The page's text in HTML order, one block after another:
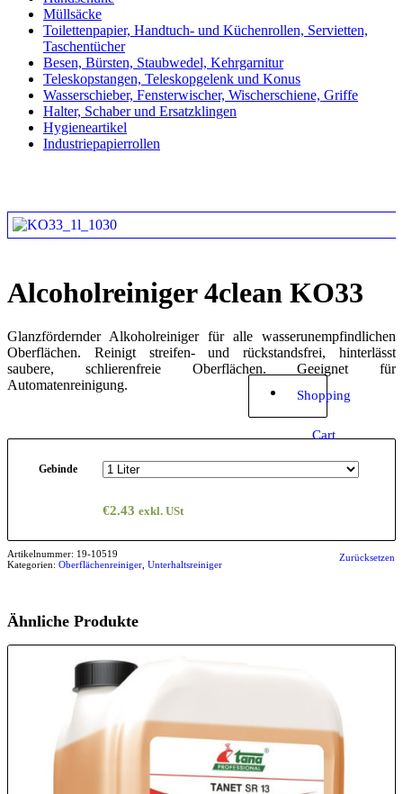
Shopping
Cart
Müllsäcke
Toilettenpapier, Handtuch- und Küchenrollen, Servietten,
Taschentücher
Besen, Bürsten, Staubwedel, Kehrgarnitur
Teleskopstangen, Teleskopgelenk und Konus
Wasserschieber, Fensterwischer, Wischerschiene, Griffe
Halter, Schaber und Ersatzklingen
Hygieneartikel
Industriepapierrollen
Alcoholreiniger 4clean KO33
Glanzfördernder Alkoholreiniger für alle wasserunempfindlichen
Oberflächen. Reinigt streifen- und rückstandsfrei, hinterlässt
saubere, schlierenfreie Oberflächen. Geeignet für
Automatenreinigung.
Gebinde
Zurücksetzen
€2.43 exkl. USt
Artikelnummer: 19-10519
Kategorien: Oberflächenreiniger Unterhaltsreiniger
Ähnliche Produkte